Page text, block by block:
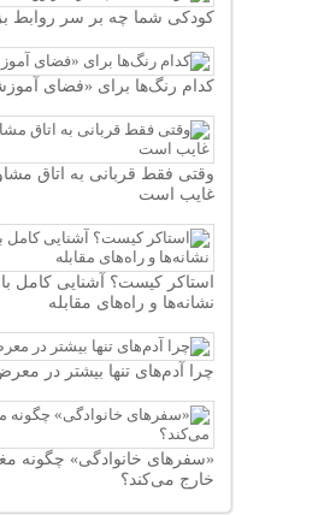
کودکی شما چه بر سر روابط
کدام رنگ‌ها برای «فضای
وقتی فقط قربانی به اتاق
غایب است
استاکر کیست؟ آشنایی کامل با
نشانه‌ها و راه‌های مقابله
چرا آدم‌های تنها بیشتر در
«سفرهای خانوادگی» چگونه
خارج می‌کند؟